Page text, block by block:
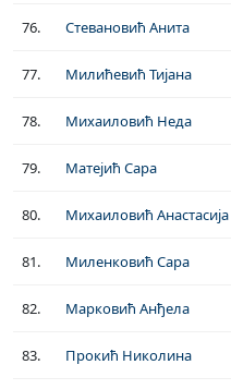
76. Стевановић Анита
77. Милићевић Тијана
78. Михаиловић Неда
79. Матејић Сара
80. Михаиловић Анастасија
81. Миленковић Сара
82. Марковић Анђела
83. Прокић Николина